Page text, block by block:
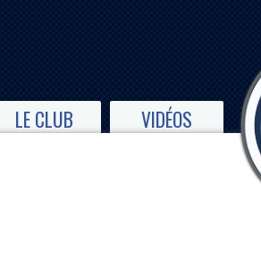
LE CLUB VIDÉOS